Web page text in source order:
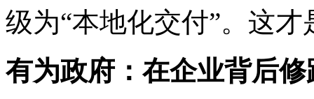
级为“本地化交付”。这
有为政府：在企业背后修